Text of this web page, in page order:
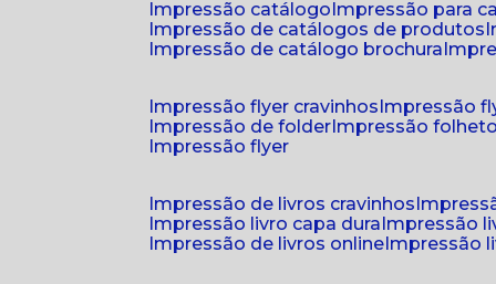
impressão catálogo impressão para
impressão de catálogos de produtos
impressão de catálogo brochura
impressão flyer cravinhos impressão
impressão de folder impressão
impressão flyer
impressão de livros cravinhos
impressão livro capa dura impressão
impressão de livros online impressão